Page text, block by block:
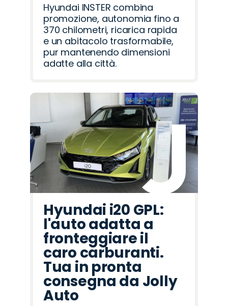
Hyundai INSTER combina
promozione, autonomia fino a
370 chilometri, ricarica rapida
e un abitacolo trasformabile,
pur mantenendo dimensioni
adatte alla città.
Hyundai i20 GPL:
l'auto adatta a
fronteggiare il
caro carburanti.
Tua in pronta
consegna da Jolly
Auto